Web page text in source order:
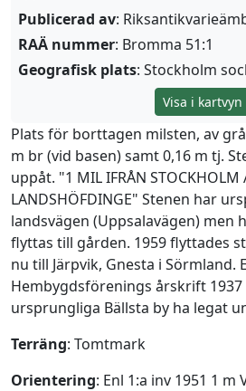
Publicerad av:
RAÄ nummer: Bromma 51:1
Geografisk plats: Stockholm
Visa i kartvyn
Plats för borttagen milsten, av
m br (vid basen) samt 0,16 m tj.
uppåt. "1 MIL IFRÅN STOCKHOLM
LANDSHÖFDINGE" Stenen har
landsvägen (Uppsalavägen) men
flyttas till gården. 1959 flyttades
nu till Järpvik, Gnesta i Sörmland.
Hembygdsförenings årskrift 1937
ursprungliga Bällsta by ha legat
Terräng: Tomtmark
Orientering: Enl 1:a inv 1951 1 m